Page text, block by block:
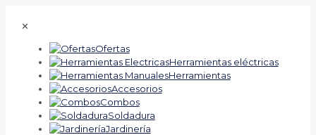
✕
Ofertas
Herramientas eléctricas
Herramientas
Accesorios
Combos
Soldadura
Jardinería